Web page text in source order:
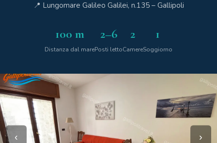
📍 Lungomare Galileo Galilei, n.135 – Gallipoli
100 m
Distanza dal mare
2–6
Posti letto
2
Camere
1
Soggiorno
‹ ›